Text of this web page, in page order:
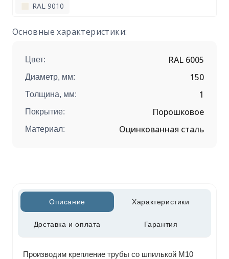
RAL 9010
Основные характеристики:
Цвет: RAL 6005
Диаметр, мм: 150
Толщина, мм: 1
Покрытие: Порошковое
Материал: Оцинкованная сталь
Описание Характеристики
Доставка и оплата Гарантия
Производим крепление трубы со шпилькой М10